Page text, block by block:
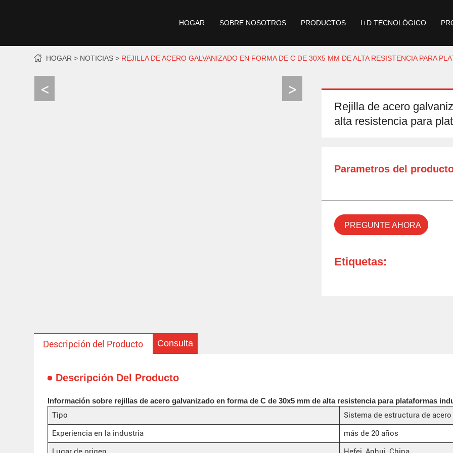
HOGAR SOBRE NOSOTROS PRODUCTOS I+D TECNOLÓGICO
HOGAR NOTICIAS REJILLA DE ACERO GALVANIZADO EN FORMA DE C DE 30X5 MM DE ALTA RESISTENCIA PARA
Rejilla de acero
alta resistencia para
Parametros del
PREGUNTE AHORA
Etiquetas:
Descripción del Producto Consulta
Descripción Del Producto
Información sobre rejillas de acero galvanizado en forma de C de 30x5 mm de alta resistencia para plataformas
Tipo
Sistema de estructura de acero
Experiencia en la industria
más de 20 años